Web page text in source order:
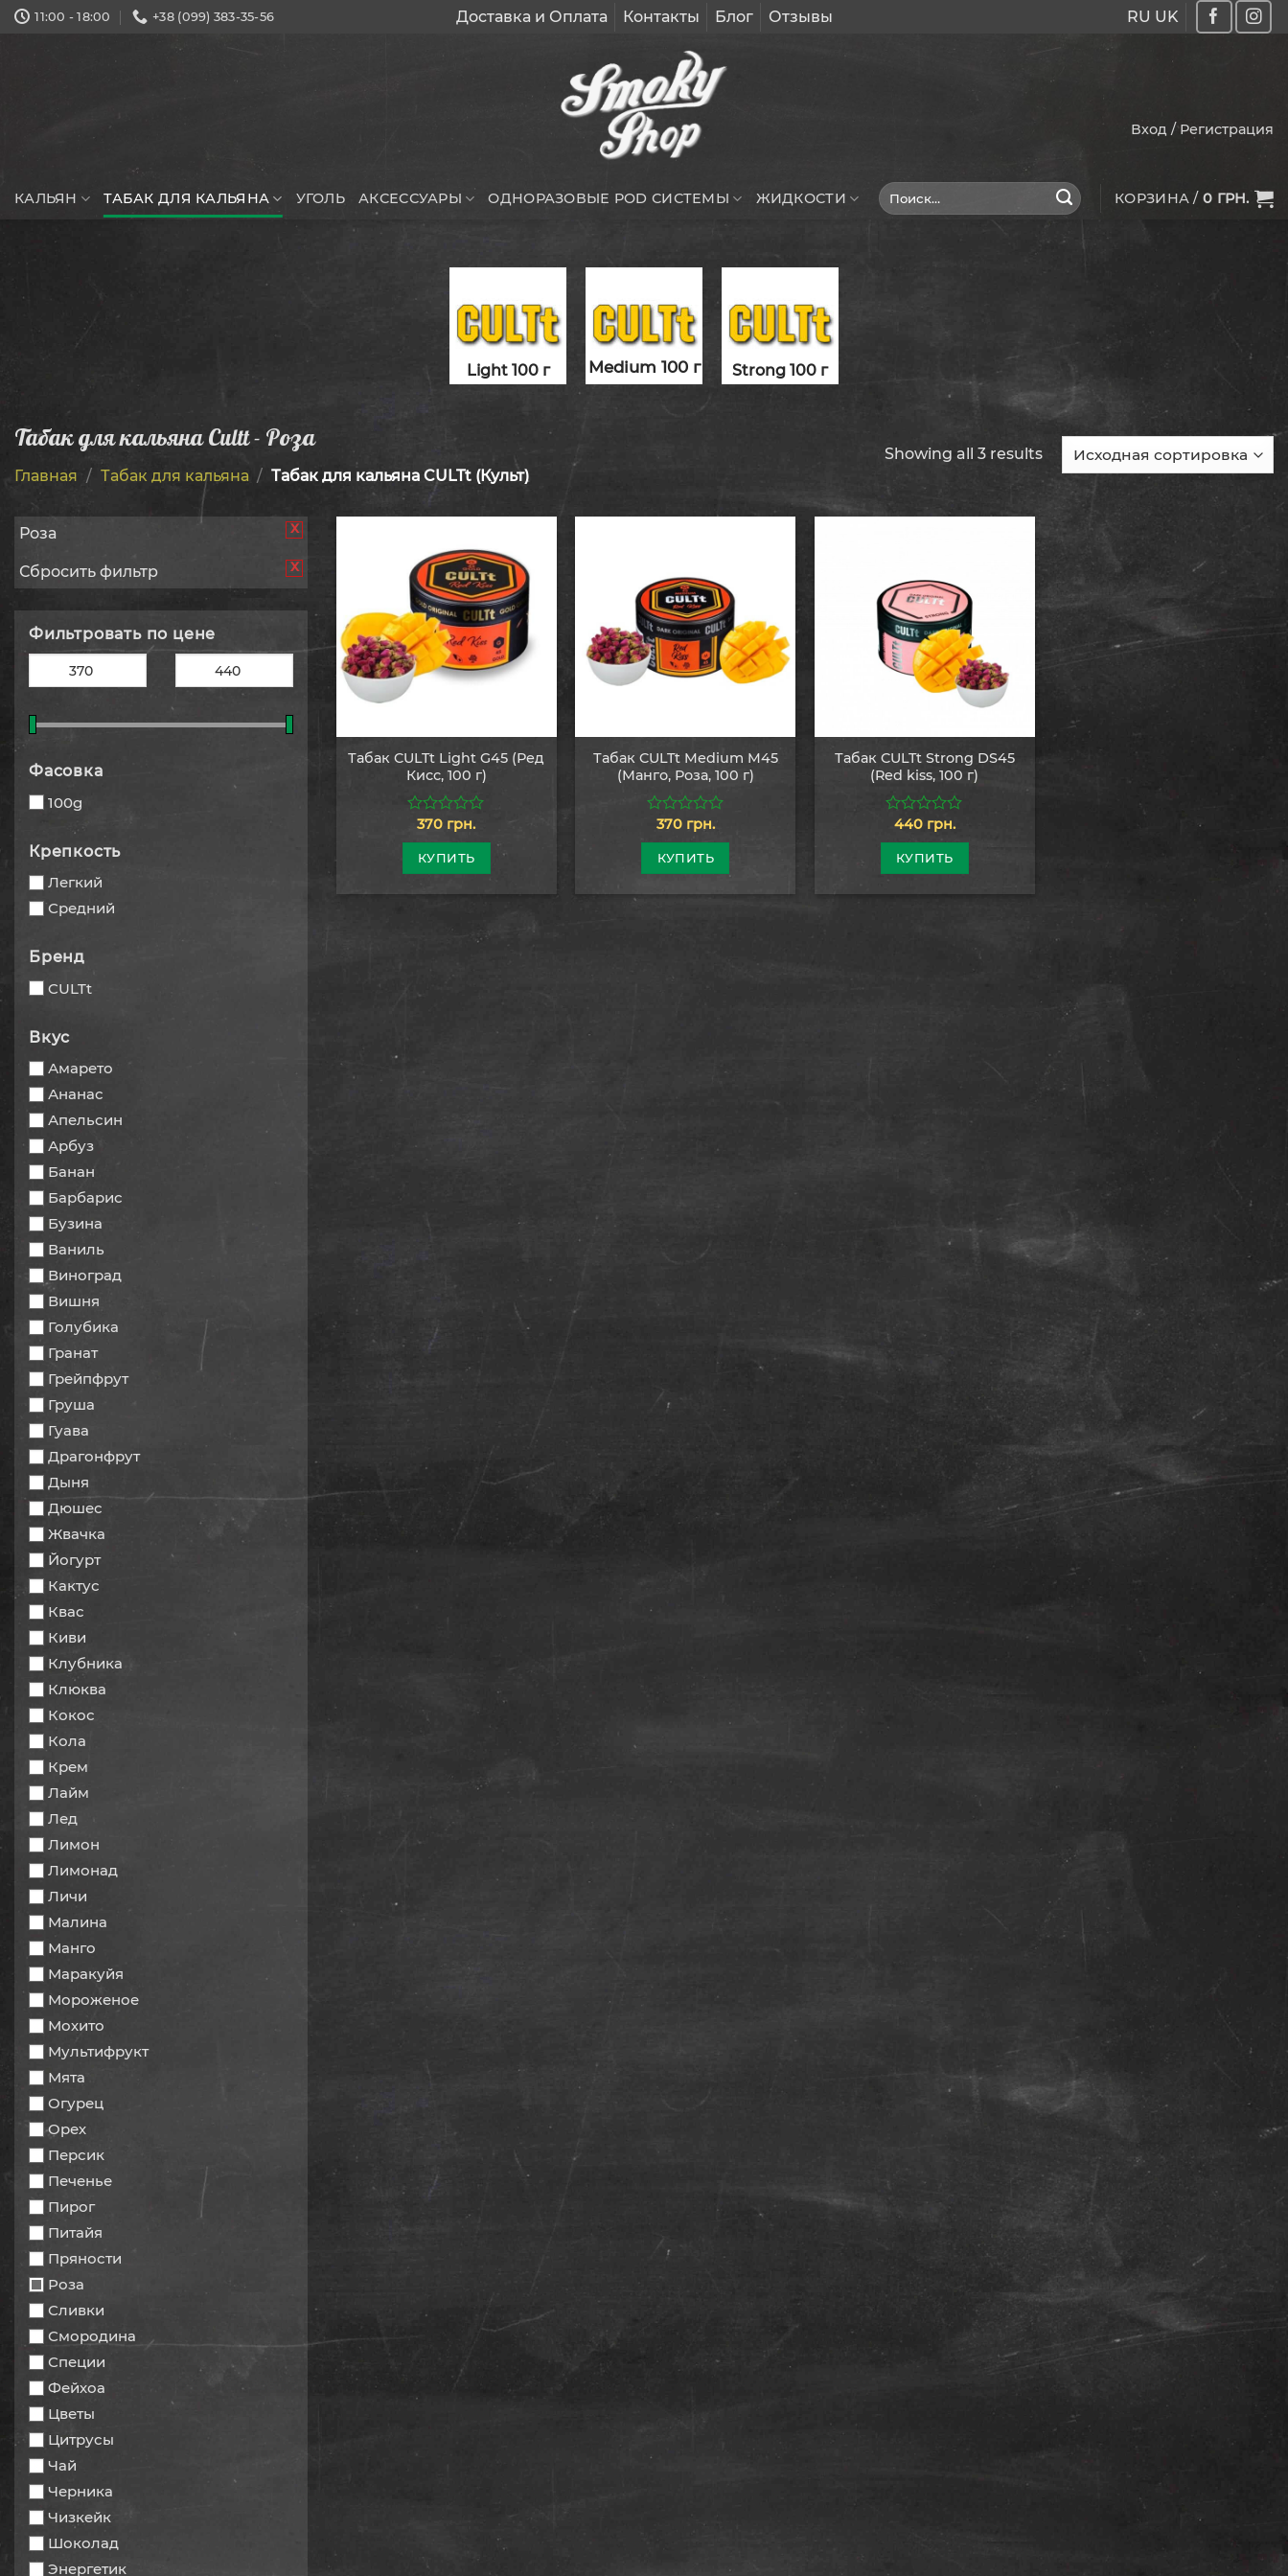
Skip 11:00 - 18:00 +38 (099) 383-35-56 Доставка и Оплата Контакты Блог Отзывы RU UK
Вход / Регистрация
КАЛЬЯН ТАБАК ДЛЯ КАЛЬЯНА УГОЛЬ АКСЕССУАРЫ ОДНОРАЗОВЫЕ POD СИСТЕМЫ ЖИДКОСТИ Искать: КОРЗИНА / 0 ГРН.
Light 100 г Medium 100 г Strong 100 г
Табак для кальяна Cultt - Роза
Главная / Табак для кальяна / Табак для кальяна CULTt (Культ)
Showing all 3 results
Роза x
Сбросить фильтр x
Фильтровать по цене
Фасовка
100g
Крепкость
Легкий
Средний
Бренд
CULTt
Вкус
Амарето
Ананас
Апельсин
Арбуз
Банан
Барбарис
Бузина
Ваниль
Виноград
Вишня
Голубика
Гранат
Грейпфрут
Груша
Гуава
Драгонфрут
Дыня
Дюшес
Жвачка
Йогурт
Кактус
Квас
Киви
Клубника
Клюква
Кокос
Кола
Крем
Лайм
Лед
Лимон
Лимонад
Личи
Малина
Манго
Маракуйя
Мороженое
Мохито
Мультифрукт
Мята
Огурец
Орех
Персик
Печенье
Пирог
Питайя
Пряности
Роза
Сливки
Смородина
Специи
Фейхоа
Цветы
Цитрусы
Чай
Черника
Чизкейк
Шоколад
Энергетик
Табак CULTt Light G45 (Ред
Кисс, 100 г)
из
370 грн.
КУПИТЬ
Табак CULTt Medium M45
(Манго, Роза, 100 г)
из
370 грн.
КУПИТЬ
Табак CULTt Strong DS45
(Red kiss, 100 г)
из
440 грн.
КУПИТЬ